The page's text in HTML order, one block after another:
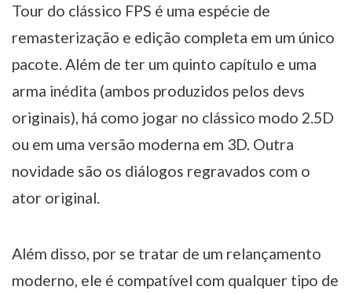
Tour do clássico FPS é uma espécie de
remasterização e edição completa em um único
pacote. Além de ter um quinto capítulo e uma
arma inédita (ambos produzidos pelos devs
originais), há como jogar no clássico modo 2.5D
ou em uma versão moderna em 3D. Outra
novidade são os diálogos regravados com o
ator original.
Além disso, por se tratar de um relançamento
moderno, ele é compatível com qualquer tipo de